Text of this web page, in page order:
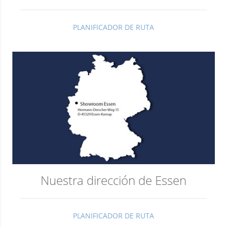
PLANIFICADOR DE RUTA
Nuestra dirección de Essen
PLANIFICADOR DE RUTA